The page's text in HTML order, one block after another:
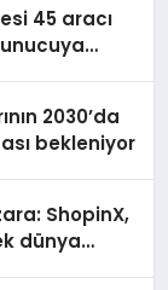
45 aracı
2030’da
bekleniyor
ShopinX,
dünya